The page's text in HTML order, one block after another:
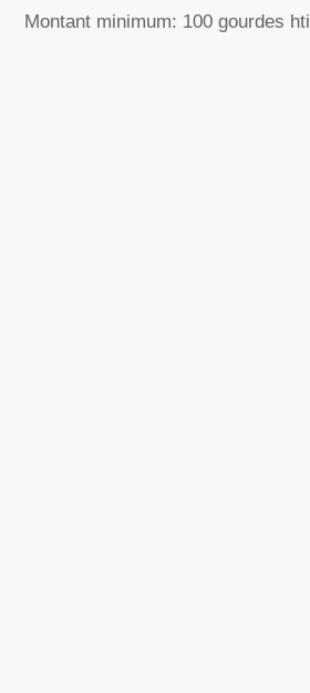
Montant minimum: 100 gourdes hti